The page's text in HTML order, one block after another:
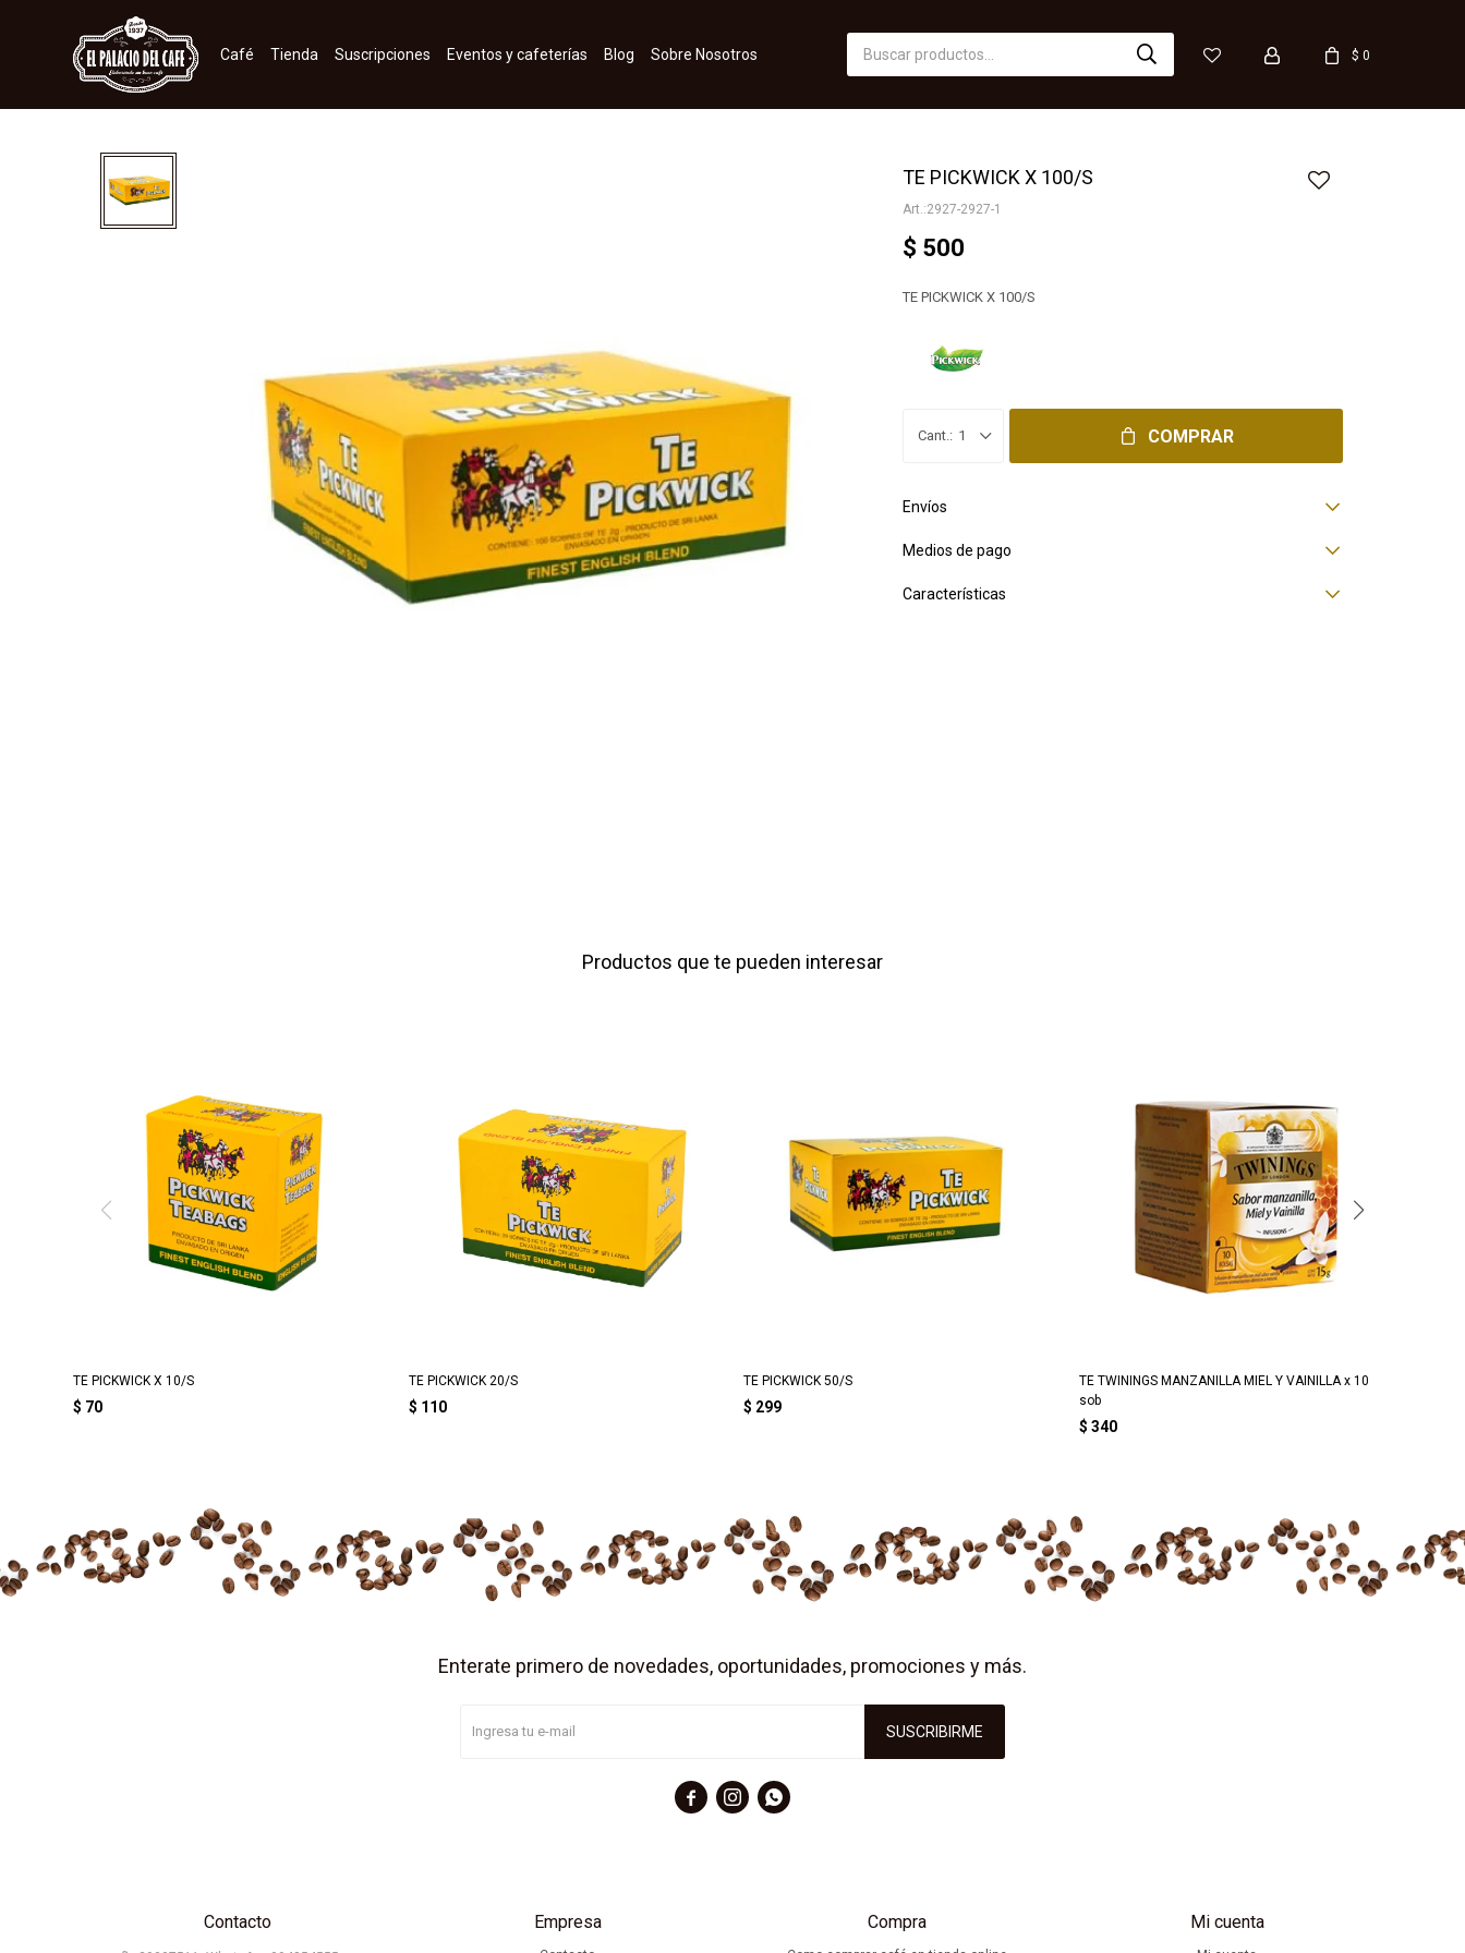
Café Tienda Suscripciones Eventos y cafeterías Blog Sobre Nosotros $ 0
TE PICKWICK X 100/S
2927-2927-1
$ 500
TE PICKWICK X 100/S
1 COMPRAR
Envíos
Medios de pago
Características
Productos que te pueden interesar
TE PICKWICK X 10/S
$ 70
TE PICKWICK 20/S
$ 110
TE PICKWICK 50/S
$ 299
TE TWININGS MANZANILLA MIEL Y VAINILLA x 10
sob
$ 340
Contacto Empresa Compra Mi cuenta
Enterate primero de novedades, oportunidades, promociones y más.
SUSCRIBIRME
  